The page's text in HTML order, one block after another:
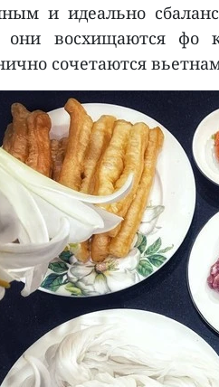
и идеально
они восхищаются фо
сочетаются